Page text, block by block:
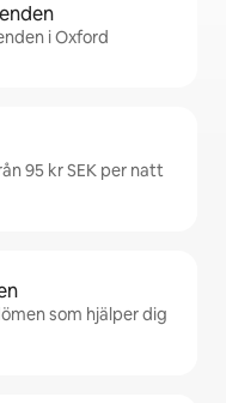
i Oxford
95 kr SEK per natt
som hjälper dig